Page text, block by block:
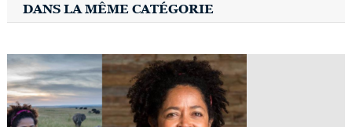
DANS LA MÊME CATÉGORIE